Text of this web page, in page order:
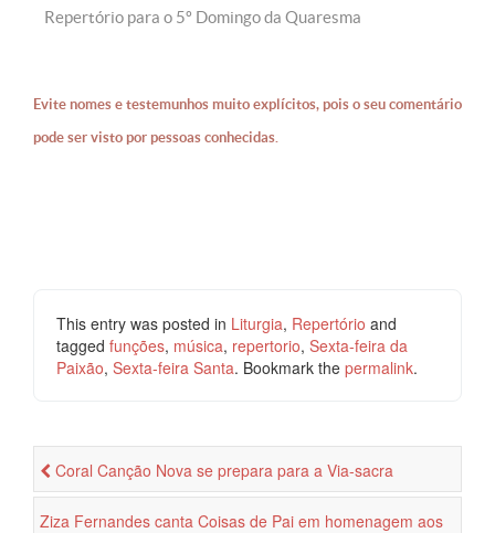
Repertório para o 5º Domingo da Quaresma
Evite nomes e testemunhos muito explícitos, pois o seu comentário
pode ser visto por pessoas conhecidas.
This entry was posted in Liturgia, Repertório and
tagged funções, música, repertorio, Sexta-feira da
Paixão, Sexta-feira Santa. Bookmark the permalink.
Coral Canção Nova se prepara para a Via-sacra
Ziza Fernandes canta Coisas de Pai em homenagem aos